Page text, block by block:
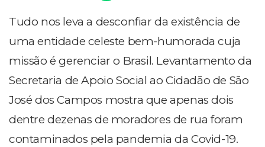
Tudo nos leva a desconfiar da existência de
uma entidade celeste bem-humorada cuja
missão é gerenciar o Brasil. Levantamento da
Secretaria de Apoio Social ao Cidadão de São
José dos Campos mostra que apenas dois
dentre dezenas de moradores de rua foram
contaminados pela pandemia da Covid-19.